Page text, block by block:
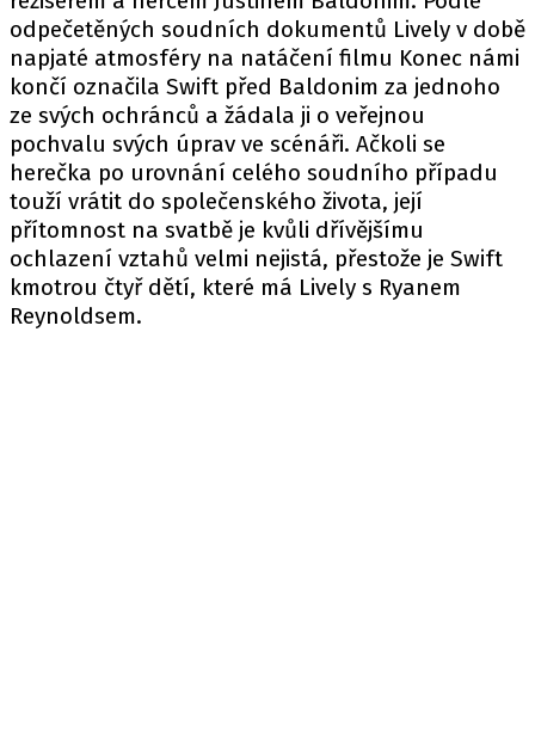
odpečetěných soudních dokumentů Lively v době
napjaté atmosféry na natáčení filmu Konec námi
končí označila Swift před Baldonim za jednoho
ze svých ochránců a žádala ji o veřejnou
pochvalu svých úprav ve scénáři. Ačkoli se
herečka po urovnání celého soudního případu
touží vrátit do společenského života, její
přítomnost na svatbě je kvůli dřívějšímu
ochlazení vztahů velmi nejistá, přestože je Swift
kmotrou čtyř dětí, které má Lively s Ryanem
Reynoldsem.